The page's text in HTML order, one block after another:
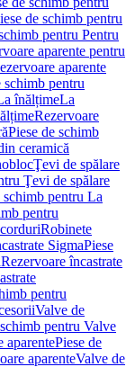
de schimb pentru
pentru Pentru
aparente pentru
aparente
schimb pentru
înălțimeLa
Rezervoare
Piese de schimb
ceramică
Ţevi de spălare
Ţevi de spălare
schimb pentru La
pentru
Robinete
SigmaPiese
Rezervoare încastrate
pentru
Valve de
pentru Valve
aparentePiese de
aparenteValve de